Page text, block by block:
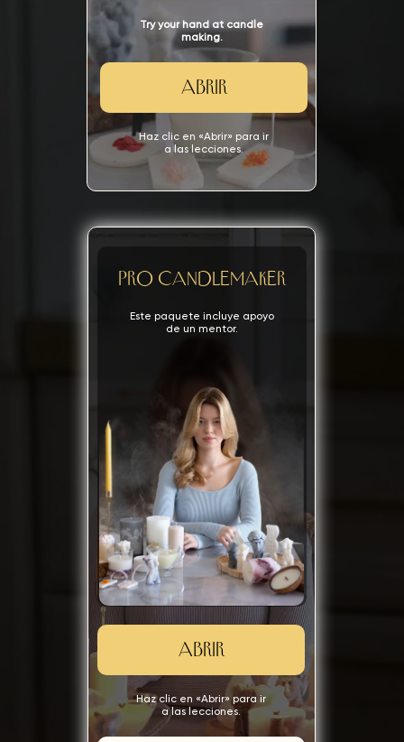
Try your hand at candle
making.
Haz clic en «Abrir» para ir
a las lecciones.
ABRIR
Este paquete incluye apoyo
de un mentor.
ABRIR
Haz clic en «Abrir» para ir
a las lecciones.
Pro candlemaker